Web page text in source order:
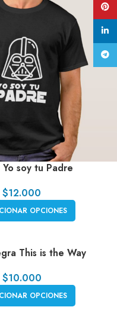
soy tu Padre
$12.000
OPCIONES
This is the Way
$10.000
OPCIONES